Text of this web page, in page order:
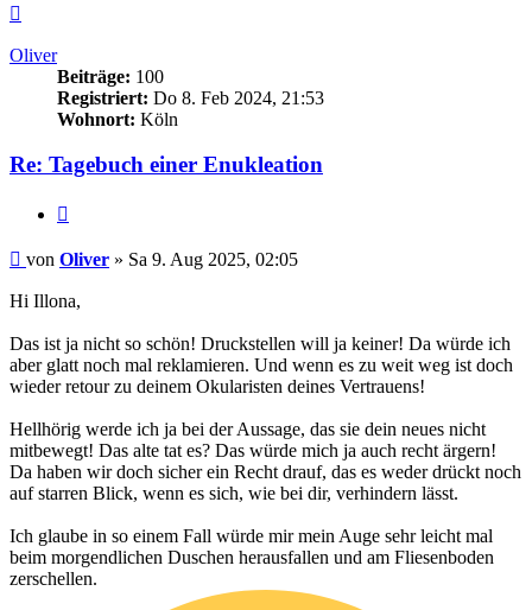
Oliver
Beiträge: 100
Registriert: Do 8. Feb 2024, 21:53
Wohnort: Köln
Re: Tagebuch einer Enukleation
Beitrag
von Oliver » Sa 9. Aug 2025, 02:05
Hi Illona,
Das ist ja nicht so schön! Druckstellen will ja keiner! Da würde ich
aber glatt noch mal reklamieren. Und wenn es zu weit weg ist doch
wieder retour zu deinem Okularisten deines Vertrauens!
Hellhörig werde ich ja bei der Aussage, das sie dein neues nicht
mitbewegt! Das alte tat es? Das würde mich ja auch recht ärgern!
Da haben wir doch sicher ein Recht drauf, das es weder drückt noch
auf starren Blick, wenn es sich, wie bei dir, verhindern lässt.
Ich glaube in so einem Fall würde mir mein Auge sehr leicht mal
beim morgendlichen Duschen herausfallen und am Fliesenboden
zerschellen.